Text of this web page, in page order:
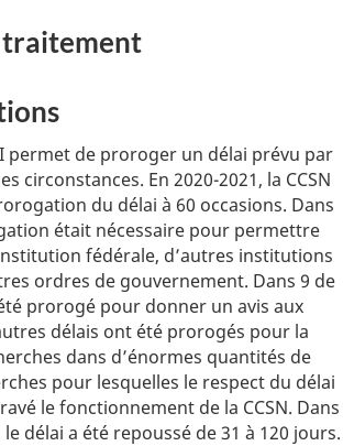
traitement
permet de proroger un délai prévu par
circonstances. En 2020-2021, la CCSN
du délai à 60 occasions. Dans
était nécessaire pour permettre
fédérale, d’autres institutions
ordres de gouvernement. Dans 9 de
prorogé pour donner un avis aux
délais ont été prorogés pour la
dans d’énormes quantités de
pour lesquelles le respect du délai
le fonctionnement de la CCSN. Dans
délai a été repoussé de 31 à 120 jours.